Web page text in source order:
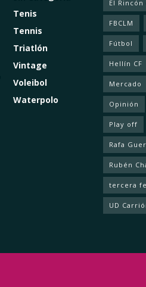
Tenis
Tennis
Triatlón
Vintage
Voleibol
Waterpolo
El Rincón
FBCLM
Fútbol
Hellín CF
Mercado
Opinión
Play off
Rafa
Rubén
tercera
UD